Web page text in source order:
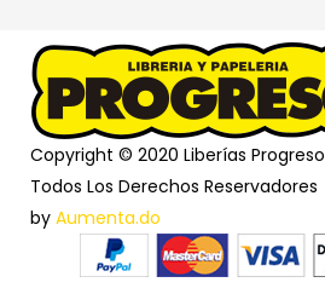
Copyright © 2020 Liberías Progreso
Todos Los Derechos Reservadores
by Aumenta.do